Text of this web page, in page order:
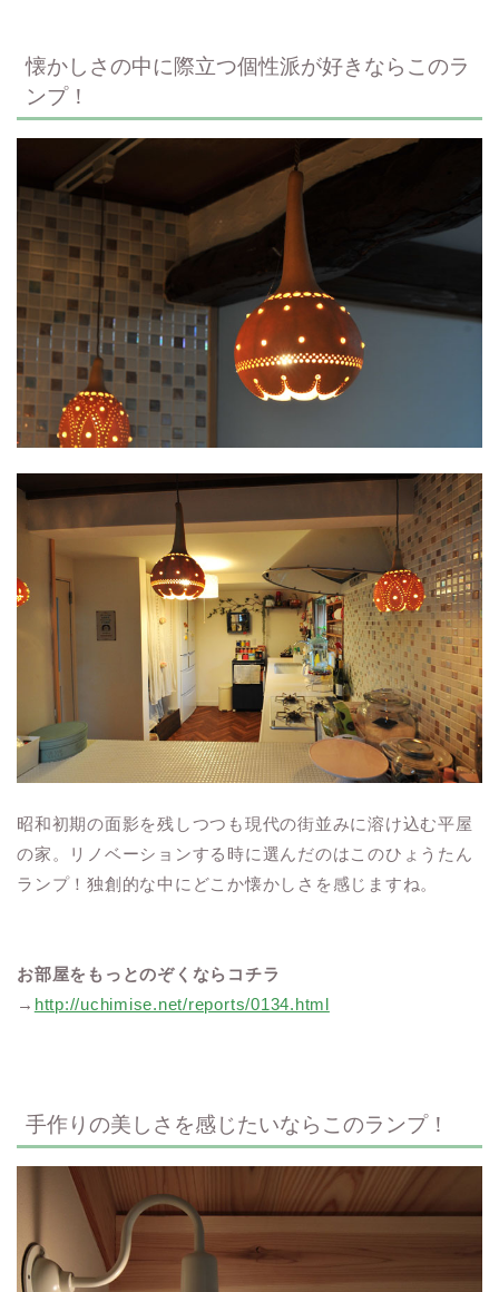
懐かしさの中に際立つ個性派が好きならこのラ
ンプ！
昭和初期の面影を残しつつも現代の街並みに溶け込む平屋
の家。リノベーションする時に選んだのはこのひょうたん
ランプ！独創的な中にどこか懐かしさを感じますね。
お部屋をもっとのぞくならコチラ
→ http://uchimise.net/reports/0134.html
手作りの美しさを感じたいならこのランプ！